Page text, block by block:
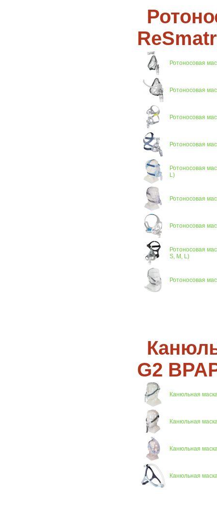
Ротоносовая
Ротоносовая
Ротоносовая
Ротоносовая
Ротоносовая
L)
Ротоносовая
Ротоносовая
Ротоносовая
S, M, L)
Ротоносовая
G2
Канюльная
Канюльная
Канюльная
Канюльная